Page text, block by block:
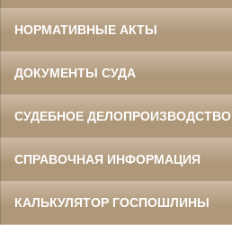
НОРМАТИВНЫЕ АКТЫ
ДОКУМЕНТЫ СУДА
СУДЕБНОЕ ДЕЛОПРОИЗВОДСТВО
СПРАВОЧНАЯ ИНФОРМАЦИЯ
КАЛЬКУЛЯТОР ГОСПОШЛИНЫ